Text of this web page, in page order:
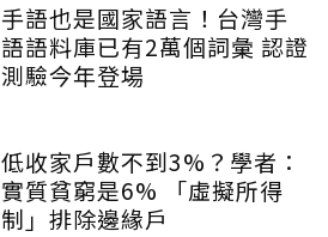
手語也是國家語言！台灣手
語語料庫已有2萬個詞彙 認證
測驗今年登場
低收家戶數不到3%？學者：
實質貧窮是6% 「虛擬所得
制」排除邊緣戶